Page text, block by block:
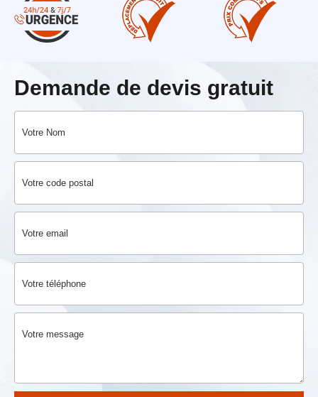
Demande de devis gratuit